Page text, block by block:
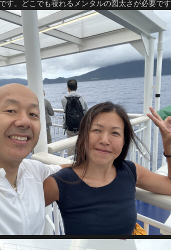
す。どこでも寝れるメンタルの図太さが必要です